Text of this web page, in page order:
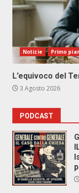
Notizie Primo
L’equivoco del
3 Agosto 2026
PODCAST